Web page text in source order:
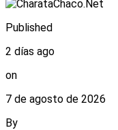
Published
2 días ago
on
7 de agosto de 2026
By